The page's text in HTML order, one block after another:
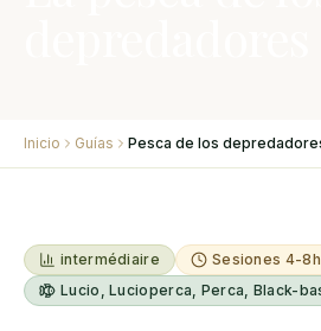
Inicio Guías Pesca de los
intermédiaire
Sesiones 4-8h
Lucio, Lucioperca, Perca, Black-